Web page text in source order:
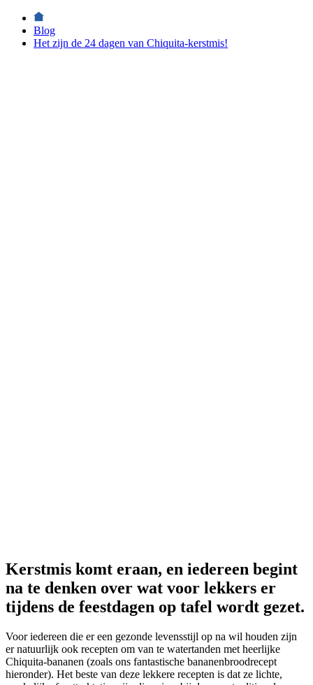
Blog
Het zijn de 24 dagen van Chiquita-kerstmis!
Kerstmis komt eraan, en iedereen begint
na te denken over wat voor lekkers er
tijdens de feestdagen op tafel wordt gezet.
Voor iedereen die er een gezonde levensstijl op na wil houden zijn
er natuurlijk ook recepten om van te watertanden met heerlijke
Chiquita-bananen (zoals ons fantastische bananenbroodrecept
hieronder). Het beste van deze lekkere recepten is dat ze lichte,